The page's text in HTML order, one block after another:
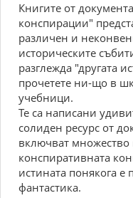
Книгите от
конспирации"
различен и
историческите
разглежда "другата
прочетете ни-що в
учебници.
Те са написани
солиден ресурс от
включват множество
конспиративната
истината понякога е
фантастика.